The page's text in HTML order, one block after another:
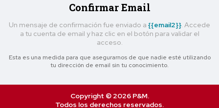
Confirmar Email
Un mensaje de confirmación fue enviado a {{email2}} . Accede
a tu cuenta de email y haz clic en el botón para validar el
acceso.
Esta es una medida para que asegurarnos de que nadie esté utilizando
tu dirección de email sin tu conocimiento.
Copyright © 2026 P&M.
Todos los derechos reservados.